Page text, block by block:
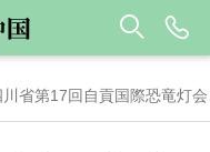
川省第17回自貢国際恐竜灯